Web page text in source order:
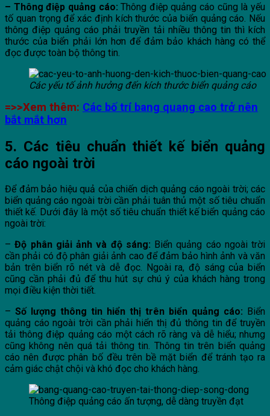
– Thông điệp quảng cáo:Thông điệp quảng cáo cũng là yếu
tố quan trọng để xác định kích thước của biển quảng cáo. Nếu
thông điệp quảng cáo phải truyền tải nhiều thông tin thì kích
thước của biển phải lớn hơn để đảm bảo khách hàng có thể
đọc được toàn bộ thông tin.
Các yếu tố ảnh hưởng đến kích thước biển quảng cáo
=>>Xem thêm: Các bố trí bang quang cao trở nên
bắt mắt hơn
5. Các tiêu chuẩn thiết kế biển quảng
cáo ngoài trời
Để đảm bảo hiệu quả của chiến dịch quảng cáo ngoài trời; các
biển quảng cáo ngoài trời cần phải tuân thủ một số tiêu chuẩn
thiết kế. Dưới đây là một số tiêu chuẩn thiết kế biển quảng cáo
ngoài trời:
–Độ phân giải ảnh và độ sáng: Biển quảng cáo ngoài trời
cần phải có độ phân giải ảnh cao để đảm bảo hình ảnh và văn
bản trên biển rõ nét và dễ đọc. Ngoài ra, độ sáng của biển
cũng cần phải đủ để thu hút sự chú ý của khách hàng trong
mọi điều kiện thời tiết.
– Số lượng thông tin hiển thị trên biển quảng cáo: Biển
quảng cáo ngoài trời cần phải hiển thị đủ thông tin để truyền
tải thông điệp quảng cáo một cách rõ ràng và dễ hiểu; nhưng
cũng không nên quá tải thông tin. Thông tin trên biển quảng
cáo nên được phân bố đều trên bề mặt biển để tránh tạo ra
cảm giác chật chội và khó đọc cho khách hàng.
Thông điệp quảng cáo ấn tượng, dễ dàng truyền đạt